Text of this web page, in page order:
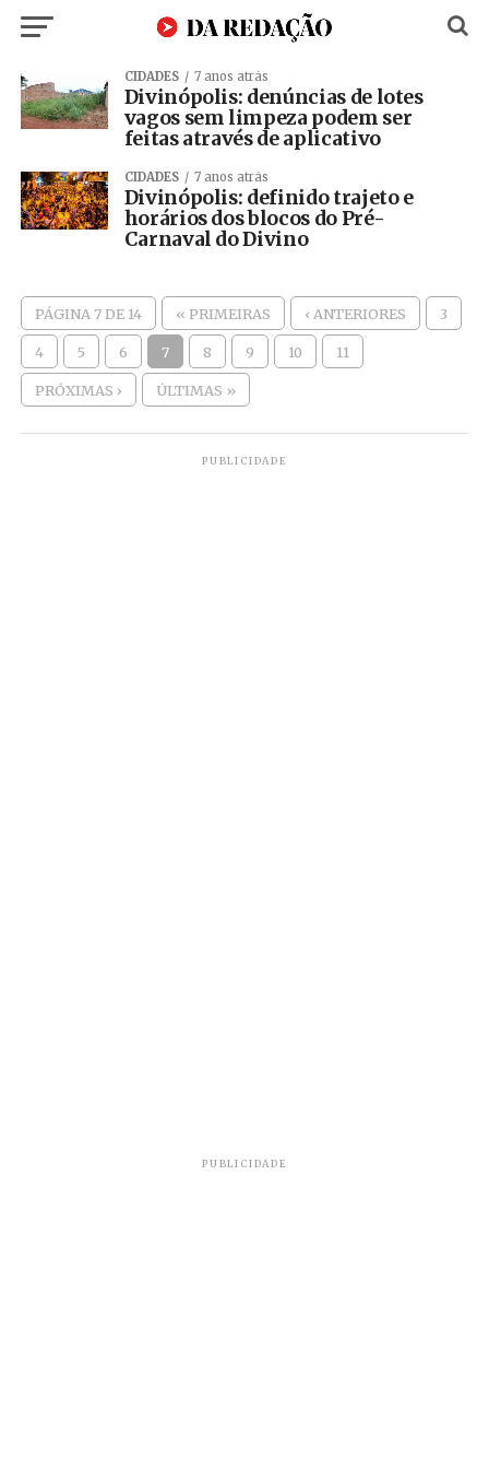
CIDADES 7 anos atrás
Divinópolis: denúncias de lotes
vagos sem limpeza podem ser
feitas através de aplicativo
CIDADES 7 anos atrás
Divinópolis: definido trajeto e
horários dos blocos do Pré-
Carnaval do Divino
PÁGINA 7 DE 14 « PRIMEIRAS ‹ ANTERIORES 3
4 5 6 7 8 9 10 11
PRÓXIMAS › ÚLTIMAS »
PUBLICIDADE
PUBLICIDADE